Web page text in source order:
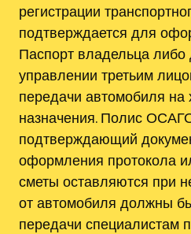
регистрации
подтверждается для
Паспорт владельца либо
управлении третьим
передачи автомобиля на
назначения. Полис
подтверждающий
оформления протокола
сметы оставляются при
от автомобиля должны
передачи специалистам